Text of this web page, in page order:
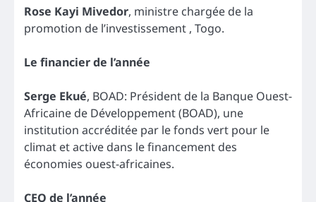
Rose Kayi Mivedor, ministre chargée de la
promotion de l’investissement , Togo.
Le financier de l’année
Serge Ekué, BOAD: Président de la Banque Ouest-
Africaine de Développement (BOAD), une
institution accréditée par le fonds vert pour le
climat et active dans le financement des
économies ouest-africaines.
CEO de l’année